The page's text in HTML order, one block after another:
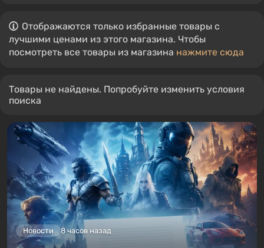
Отображаются только избранные товары с
лучшими ценами из этого магазина. Чтобы
посмотреть все товары из магазина нажмите сюда
Товары не найдены. Попробуйте изменить условия
поиска
Новости 8 часов назад